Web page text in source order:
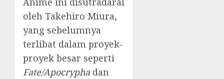
oleh Takehiro Miura,
yang sebelumnya
terlibat dalam proyek-
proyek besar seperti
Fate/Apocrypha dan